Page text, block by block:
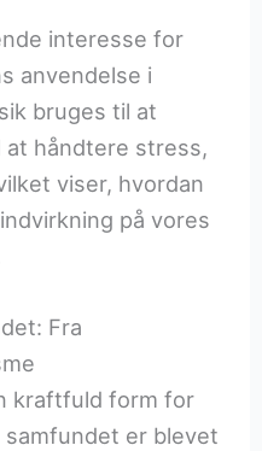
interesse for
anvendelse i
bruges til at
håndtere stress,
viser, hvordan
på vores
Fra
kraftfuld form for
er blevet